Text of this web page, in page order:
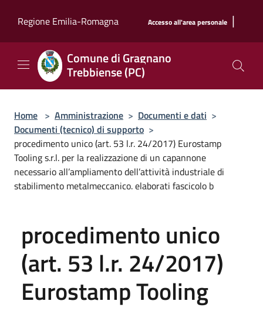
Regione Emilia-Romagna
Accesso all'area personale |
Comune di Gragnano
Trebbiense (PC)
Home > Amministrazione > Documenti e dati >
Documenti (tecnico) di supporto >
procedimento unico (art. 53 l.r. 24/2017) Eurostamp
Tooling s.r.l. per la realizzazione di un capannone
necessario all’ampliamento dell’attività industriale di
stabilimento metalmeccanico. elaborati fascicolo b
procedimento unico
(art. 53 l.r. 24/2017)
Eurostamp Tooling